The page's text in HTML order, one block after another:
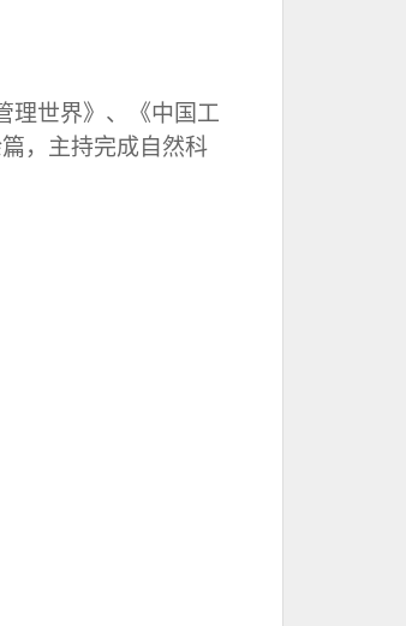
理世界》、《中国工
，主持完成自然科